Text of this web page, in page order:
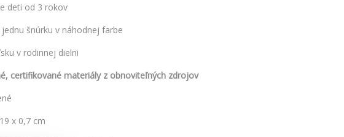
deti od 3 rokov
šnúrku v náhodnej farbe
v rodinnej dielni
certifikované materiály z obnoviteľných zdrojov
x 0,7 cm